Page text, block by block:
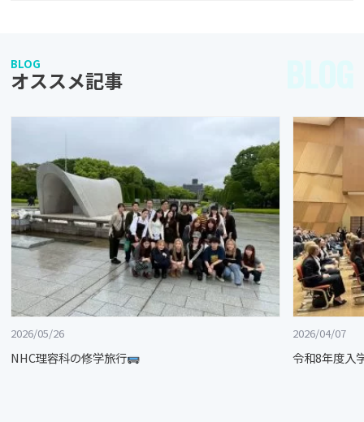
BLOG
オススメ記事
2026/05/26
NHC理容科の修学旅行
2026/04/07
令和8年度入